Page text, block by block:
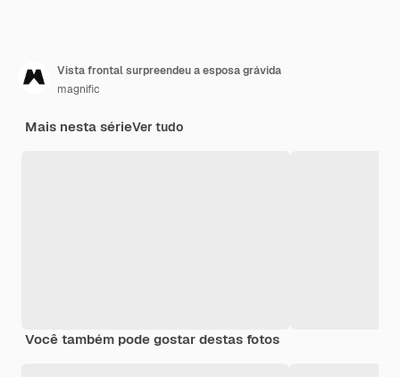
Vista frontal surpreendeu a esposa grávida
magnific
Mais nesta sérieVer tudo
Você também pode gostar destas fotos